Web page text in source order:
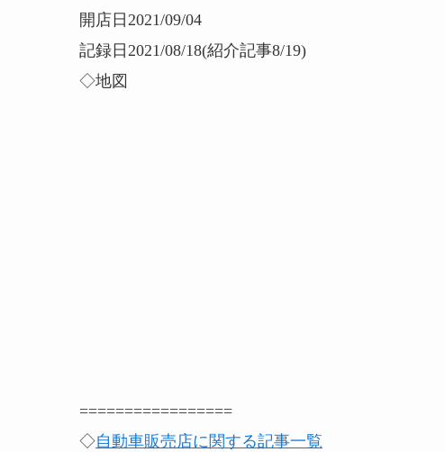
開店日2021/09/04
記録日2021/08/18(紹介記事8/19)
◇地図
=================
◇自動車販売店に関する記事一覧